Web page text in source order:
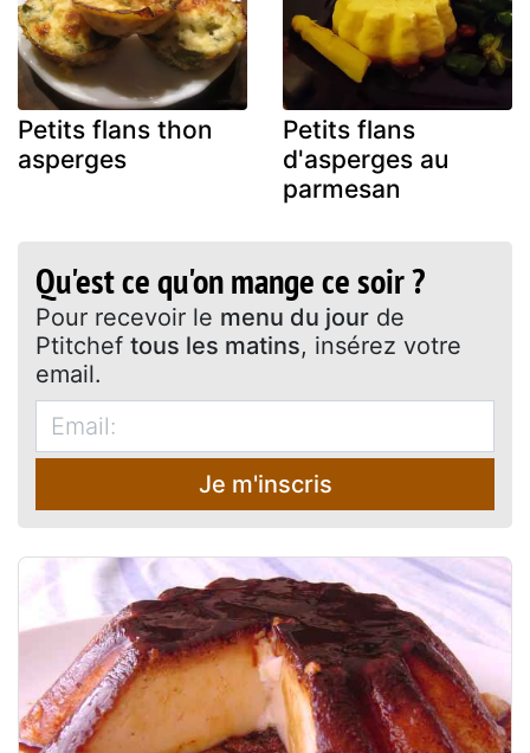
Petits flans thon
asperges
Petits flans
d'asperges au
parmesan
Qu'est ce qu'on mange ce soir ?
Pour recevoir le menu du jour de
Ptitchef tous les matins, insérez votre
email.
Je m'inscris